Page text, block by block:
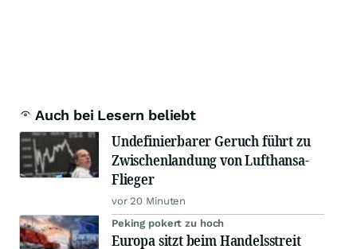
Auch bei Lesern beliebt
Undefinierbarer Geruch führt zu
Zwischenlandung von Lufthansa-
Flieger
vor 20 Minuten
Peking pokert zu hoch
Europa sitzt beim Handelsstreit